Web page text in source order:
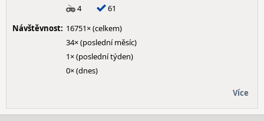
4
61
Návštěvnost: 16751× (celkem)
34× (poslední měsíc)
1× (poslední týden)
0× (dnes)
Více